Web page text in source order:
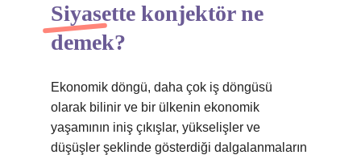
Siyasette konjektör ne
demek?
Ekonomik döngü, daha çok iş döngüsü
olarak bilinir ve bir ülkenin ekonomik
yaşamının iniş çıkışlar, yükselişler ve
düşüşler şeklinde gösterdiği dalgalanmaların